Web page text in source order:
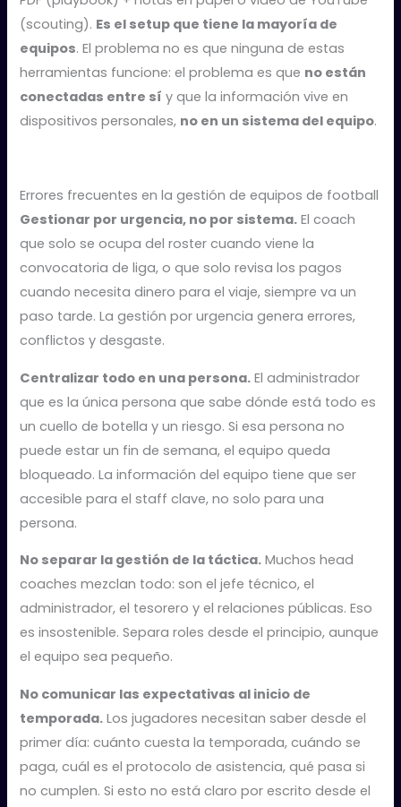
(scouting). Es el setup que tiene la mayoría de
equipos. El problema no es que ninguna de estas
herramientas funcione: el problema es que no están
conectadas entre sí y que la información vive en
dispositivos personales, no en un sistema del equipo.
Errores frecuentes en la gestión de equipos de football
Gestionar por urgencia, no por sistema. El coach
que solo se ocupa del roster cuando viene la
convocatoria de liga, o que solo revisa los pagos
cuando necesita dinero para el viaje, siempre va un
paso tarde. La gestión por urgencia genera errores,
conflictos y desgaste.
Centralizar todo en una persona. El administrador
que es la única persona que sabe dónde está todo es
un cuello de botella y un riesgo. Si esa persona no
puede estar un fin de semana, el equipo queda
bloqueado. La información del equipo tiene que ser
accesible para el staff clave, no solo para una
persona.
No separar la gestión de la táctica. Muchos head
coaches mezclan todo: son el jefe técnico, el
administrador, el tesorero y el relaciones públicas. Eso
es insostenible. Separa roles desde el principio, aunque
el equipo sea pequeño.
No comunicar las expectativas al inicio de
temporada. Los jugadores necesitan saber desde el
primer día: cuánto cuesta la temporada, cuándo se
paga, cuál es el protocolo de asistencia, qué pasa si
no cumplen. Si esto no está claro por escrito desde el